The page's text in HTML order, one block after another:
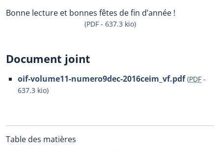
Bonne lecture et bonnes fêtes de fin d’année !
(PDF - 637.3 kio)
Document joint
oif-volume11-numero9dec-2016ceim_vf.pdf (PDF -
637.3 kio)
Table des matières